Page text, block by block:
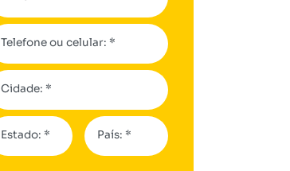
Telefone ou celular: *
Cidade: *
Estado: * País: *